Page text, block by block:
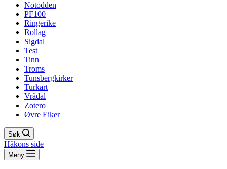
Notodden
PF100
Ringerike
Rollag
Sigdal
Test
Tinn
Troms
Tunsbergkirker
Turkart
Vrådal
Zotero
Øvre Eiker
Søk
Håkons side
Meny